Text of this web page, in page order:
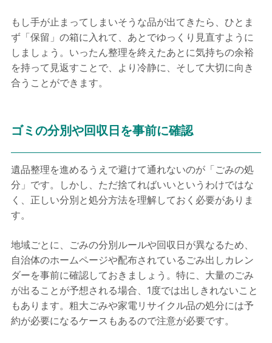
もし手が止まってしまいそうな品が出てきたら、ひとま
ず「保留」の箱に入れて、あとでゆっくり見直すように
しましょう。いったん整理を終えたあとに気持ちの余裕
を持って見返すことで、より冷静に、そして大切に向き
合うことができます。
ゴミの分別や回収日を事前に確認
遺品整理を進めるうえで避けて通れないのが「ごみの処
分」です。しかし、ただ捨てればいいというわけではな
く、正しい分別と処分方法を理解しておく必要がありま
す。
地域ごとに、ごみの分別ルールや回収日が異なるため、
自治体のホームページや配布されているごみ出しカレン
ダーを事前に確認しておきましょう。特に、大量のごみ
が出ることが予想される場合、1度では出しきれないこと
もあります。粗大ごみや家電リサイクル品の処分には予
約が必要になるケースもあるので注意が必要です。